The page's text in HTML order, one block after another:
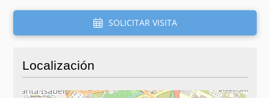
SOLICITAR VISITA
Localización